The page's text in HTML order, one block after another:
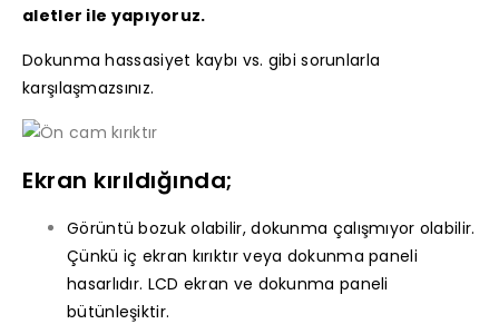
aletler ile yapıyoruz.
Dokunma hassasiyet kaybı vs. gibi sorunlarla
karşılaşmazsınız.
Ekran kırıldığında;
Görüntü bozuk olabilir, dokunma çalışmıyor olabilir.
Çünkü iç ekran kırıktır veya dokunma paneli
hasarlıdır. LCD ekran ve dokunma paneli
bütünleşiktir.